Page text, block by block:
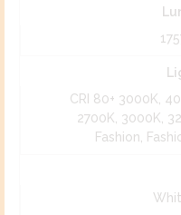
CRI 80+ 3000K,
2700K, 3000K,
Fashion,